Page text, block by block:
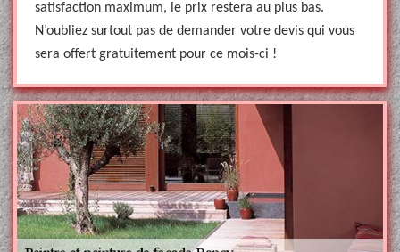
satisfaction maximum, le prix restera au plus bas.
N’oubliez surtout pas de demander votre devis qui vous
sera offert gratuitement pour ce mois-ci !